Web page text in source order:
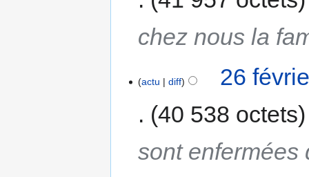
chez nous la
actu diff
26
40 538 octets
sont enfermées